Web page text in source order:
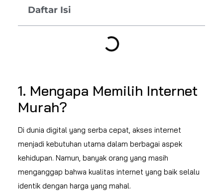
Daftar Isi
1. Mengapa Memilih Internet
Murah?
Di dunia digital yang serba cepat, akses internet
menjadi kebutuhan utama dalam berbagai aspek
kehidupan. Namun, banyak orang yang masih
menganggap bahwa kualitas internet yang baik selalu
identik dengan harga yang mahal.